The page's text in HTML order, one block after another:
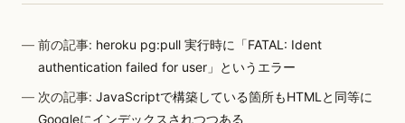
前の記事: heroku pg:pull 実行時に「FATAL: Ident
authentication failed for user」というエラー
次の記事:JavaScriptで構築している箇所もHTMLと同等に
Googleにインデックスされつつある